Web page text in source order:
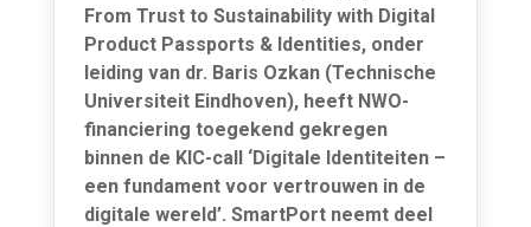
From Trust to Sustainability with Digital
Product Passports & Identities, onder
leiding van dr. Baris Ozkan (Technische
Universiteit Eindhoven), heeft NWO-
financiering toegekend gekregen
binnen de KIC-call ‘Digitale Identiteiten –
een fundament voor vertrouwen in de
digitale wereld’. SmartPort neemt deel